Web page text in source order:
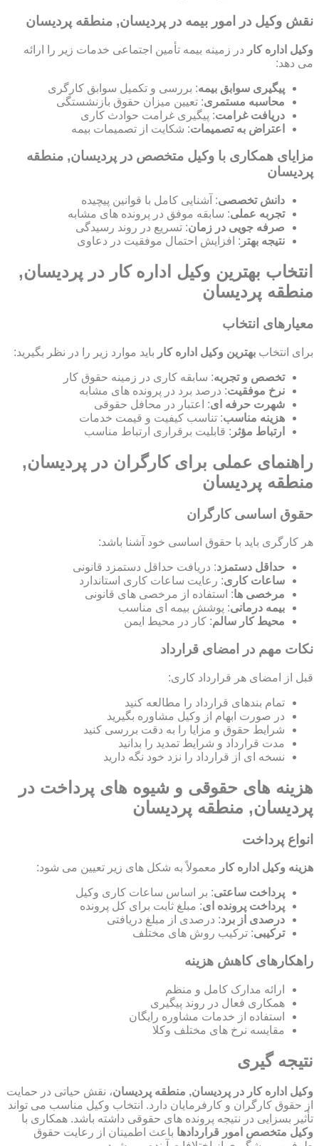
نقش وکیل در امور بیمه در پردیسان, منطقه پردیسان
وکیل اداره کار در زمینه بیمه تأمین اجتماعی خدمات زیر را ارائه
می دهد:
پیگیری سوابق بیمه: بررسی و تکمیل سوابق کارگری
محاسبه مستمری: تعیین میزان حقوق بازنشستگی
دریافت غرامت: پیگیری غرامت حوادث کاری
اعتراض به تصمیمات: شکایت از تصمیمات بیمه
مزایای همکاری با وکیل متخصص در پردیسان, منطقه
پردیسان
دانش تخصصی: آشنایی کامل با قوانین پیچیده
تجربه عملی: سابقه موفق در پرونده های مشابه
صرفه جویی در زمان: تسریع در روند رسیدگی
نتیجه بهتر : افزایش احتمال موفقیت در دعاوی
انتخاب بهترین وکیل اداره کار در پردیسان,
منطقه پردیسان
معیارهای انتخاب
برای انتخاب بهترین وکیل اداره کار باید موارد زیر را در نظر بگیرید:
تخصص و تجربه: سابقه کاری در زمینه حقوق کار
نرخ موفقیت: درصد برد در پرونده های مشابه
شهرت حرفه ای: اعتبار در محافل حقوقی
هزینه مناسب: تناسب کیفیت و قیمت خدمات
ارتباط مؤثر : قابلیت برقراری ارتباط مناسب
راهنمای عملی برای کارگران در پردیسان,
منطقه پردیسان
حقوق اساسی کارگران
هر کارگری باید با حقوق اساسی خود آشنا باشد:
حداقل دستمزد: دریافت حداقل دستمزد قانونی
ساعات کاری: رعایت ساعات کاری استاندارد
مرخصی ها: استفاده از مرخصی های قانونی
بیمه درمانی: پوشش بیمه ای مناسب
محیط کار سالم: کار در محیط ایمن
نکات مهم در امضای قرارداد
قبل از امضای هر قرارداد کاری:
تمام بندهای قرارداد را مطالعه کنید
در صورت ابهام از وکیل مشاوره بگیرید
شرایط حقوق و مزایا را به دقت بررسی کنید
مدت قرارداد و شرایط تمدید را بدانید
نسخه ای از قرارداد را نزد خود نگه دارید
هزینه های حقوقی و شیوه های پرداخت در
پردیسان, منطقه پردیسان
انواع پرداخت
هزینه وکیل اداره کار معمولاً به شکل های زیر تعیین می شود:
پرداخت ساعتی: بر اساس ساعات کاری وکیل
پرداخت پرونده ای: مبلغ ثابت برای کل پرونده
درصدی از برد: درصدی از مبلغ دریافتی
ترکیبی: ترکیب روش های مختلف
راهکارهای کاهش هزینه
ارائه مدارک کامل و منظم
همکاری فعال در روند پیگیری
استفاده از خدمات مشاوره رایگان
مقایسه نرخ های مختلف وکلا
نتیجه گیری
وکیل اداره کار در پردیسان, منطقه پردیسان، نقش حیاتی در حمایت
از حقوق کارگران و کارفرمایان دارد. انتخاب وکیل مناسب می تواند
تأثیر بسزایی در نتیجه پرونده های حقوقی داشته باشد. همکاری با
وکیل متخصص امور قراردادها باعث اطمینان از رعایت حقوق